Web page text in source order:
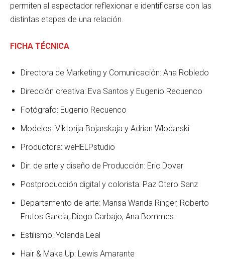
permiten al espectador reflexionar e identificarse con las
distintas etapas de una relación.
FICHA TÉCNICA
Directora de Marketing y Comunicación: Ana Robledo
Dirección creativa: Eva Santos y Eugenio Recuenco
Fotógrafo: Eugenio Recuenco
Modelos: Viktorija Bojarskaja y Adrian Wlodarski
Productora: weHELPstudio
Dir. de arte y diseño de Producción: Eric Dover
Postproducción digital y colorista: Paz Otero Sanz
Departamento de arte: Marisa Wanda Ringer, Roberto
Frutos Garcia, Diego Carbajo, Ana Bommes.
Estilismo: Yolanda Leal
Hair & Make Up: Lewis Amarante